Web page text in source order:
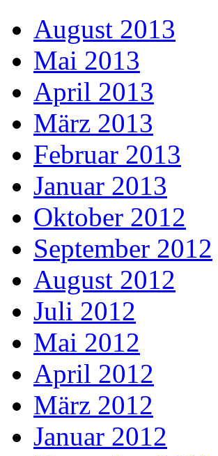
August 2013
Mai 2013
April 2013
März 2013
Februar 2013
Januar 2013
Oktober 2012
September 2012
August 2012
Juli 2012
Mai 2012
April 2012
März 2012
Januar 2012